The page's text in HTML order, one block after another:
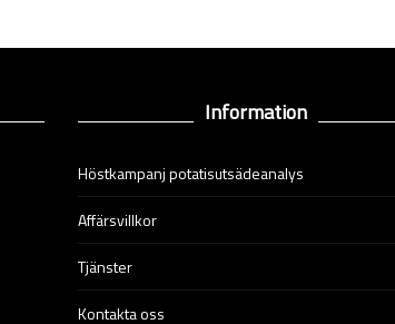
Information
Höstkampanj potatisutsädeanalys
Affärsvillkor
Tjänster
Kontakta oss